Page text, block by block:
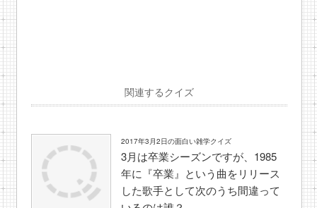
関連するクイズ
2017年3月2日の面白い雑学クイズ
3月は卒業シーズンですが、1985
年に『卒業』という曲をリリース
した歌手として次のうち間違って